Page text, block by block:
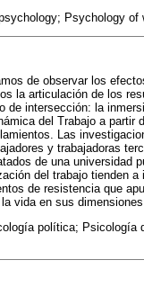
Psychology of
de observar los
la articulación de los
de intersección: la
del Trabajo a partir
Las
y trabajadoras
de una universidad
del trabajo tienden
de resistencia que
vida en sus
política; Psicología